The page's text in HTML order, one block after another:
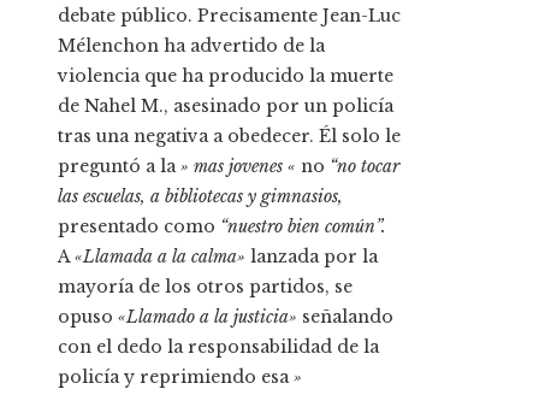
debate público. Precisamente Jean-Luc
Mélenchon ha advertido de la
violencia que ha producido la muerte
de Nahel M., asesinado por un policía
tras una negativa a obedecer. Él solo le
preguntó a la» mas jovenes « no “no tocar
las escuelas, a bibliotecas y gimnasios,
presentado como “nuestro bien común”.
A«Llamada a la calma» lanzada por la
mayoría de los otros partidos, se
opuso «Llamado a la justicia» señalando
con el dedo la responsabilidad de la
policía y reprimiendo esa»